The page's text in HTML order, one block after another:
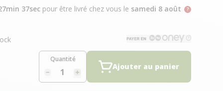
36secpour être livré chez vous le samedi 8 août
Quantité
Ajouter au panier